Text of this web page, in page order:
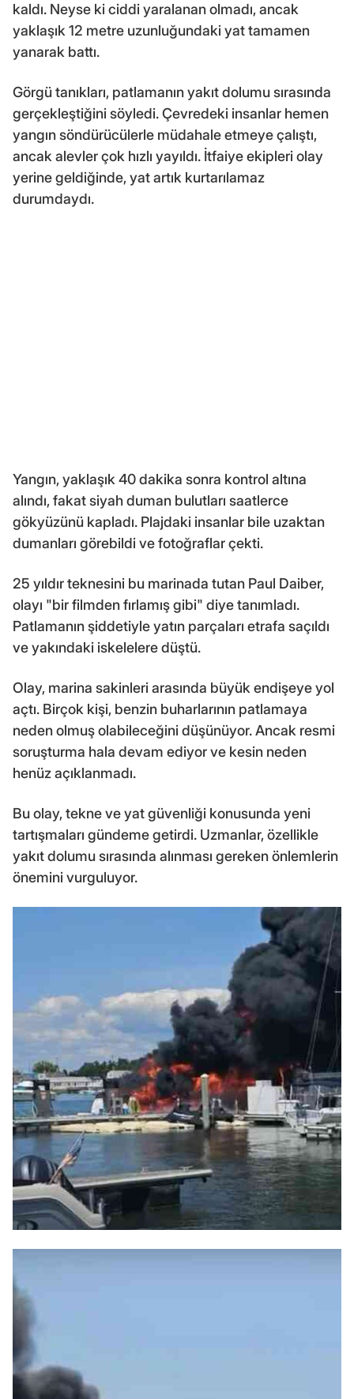
kaldı. Neyse ki ciddi yaralanan olmadı, ancak
yaklaşık 12 metre uzunluğundaki yat tamamen
yanarak battı.
Görgü tanıkları, patlamanın yakıt dolumu sırasında
gerçekleştiğini söyledi. Çevredeki insanlar hemen
yangın söndürücülerle müdahale etmeye çalıştı,
ancak alevler çok hızlı yayıldı. İtfaiye ekipleri olay
yerine geldiğinde, yat artık kurtarılamaz
durumdaydı.
Yangın, yaklaşık 40 dakika sonra kontrol altına
alındı, fakat siyah duman bulutları saatlerce
gökyüzünü kapladı. Plajdaki insanlar bile uzaktan
dumanları görebildi ve fotoğraflar çekti.
25 yıldır teknesini bu marinada tutan Paul Daiber,
olayı "bir filmden fırlamış gibi" diye tanımladı.
Patlamanın şiddetiyle yatın parçaları etrafa saçıldı
ve yakındaki iskelelere düştü.
Olay, marina sakinleri arasında büyük endişeye yol
açtı. Birçok kişi, benzin buharlarının patlamaya
neden olmuş olabileceğini düşünüyor. Ancak resmi
soruşturma hala devam ediyor ve kesin neden
henüz açıklanmadı.
Bu olay, tekne ve yat güvenliği konusunda yeni
tartışmaları gündeme getirdi. Uzmanlar, özellikle
yakıt dolumu sırasında alınması gereken önlemlerin
önemini vurguluyor.